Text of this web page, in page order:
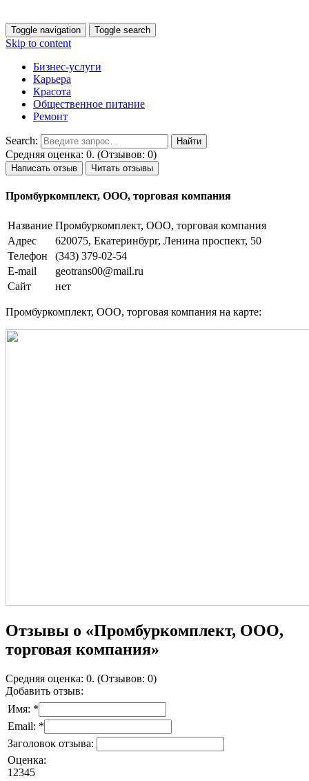
Toggle navigation Toggle search
Skip to content
Бизнес-услуги
Карьера
Красота
Общественное питание
Ремонт
Search:
Средняя оценка: 0. (Отзывов: 0)
Написать отзыв Читать отзывы
Промбуркомплект, ООО, торговая компания
Название Промбуркомплект, ООО, торговая компания
Адрес
620075, Екатеринбург, Ленина проспект, 50
Телефон
(343) 379-02-54
E-mail
geotrans00@mail.ru
Сайт
нет
Промбуркомплект, ООО, торговая компания на карте:
Отзывы о «Промбуркомплект, ООО,
торговая компания»
Средняя оценка: 0. (Отзывов: 0)
Добавить отзыв:
Имя: *
Email: *
Заголовок отзыва:
Оценка:
1 2345